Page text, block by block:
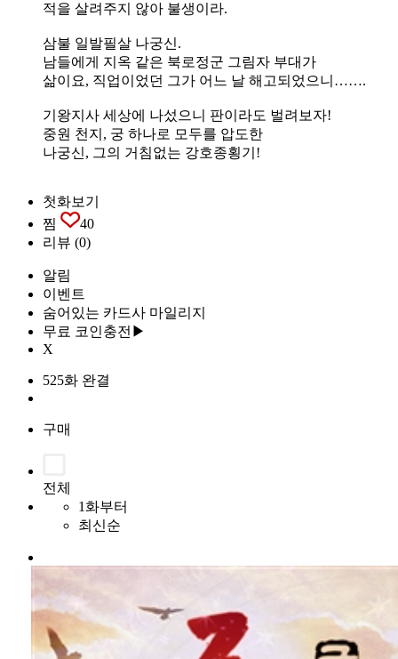
적을 살려주지 않아 불생이라.
삼불 일발필살 나궁신.
남들에게 지옥 같은 북로정군 그림자 부대가
삶이요, 직업이었던 그가 어느 날 해고되었으니…….
기왕지사 세상에 나섰으니 판이라도 벌려보자!
중원 천지, 궁 하나로 모두를 압도한
나궁신, 그의 거침없는 강호종횡기!
첫화보기
찜
40
리뷰 (0)
알림
이벤트
숨어있는 카드사 마일리지
무료 코인충전▶
X
525화 완결
구매
전체
1화부터
최신순